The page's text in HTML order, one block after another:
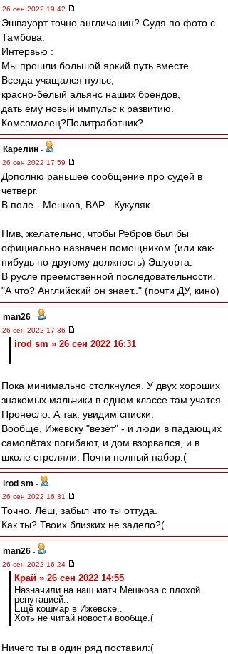
26 сен 2022 19:42
Эшвауорт точно англичанин? Судя по фото с
Тамбова.
Интервью :
Мы прошли большой яркий путь вместе.
Всегда учащался пульс,
красно-белый альянс наших брендов,
дать ему новый импульс к развитию.
Комсомолец?Политработник?
Карелин -
26 сен 2022 17:59
Дополню раньшее сообщение про судей в
четверг.
В поле - Мешков, ВАР - Кукуляк.
Нмв, желательно, чтобы Ребров был бы
официально назначен помощником (или как-
нибудь по-другому должность) Эшуорта.
В русле преемственной последовательности.
"А что? Английский он знает.." (почти ДУ, кино)
man26 -
26 сен 2022 17:36
irod sm » 26 сен 2022 16:31
Пока минимально столкнулся. У двух хороших
знакомых мальчики в одном классе там учатся.
Пронесло. А так, увидим списки.
Вообще, Ижевску "везёт" - и люди в падающих
самолётах погибают, и дом взорвался, и в
школе стреляли. Почти полный набор:(
irod sm -
26 сен 2022 16:31
Точно, Лёш, забыл что ты оттуда.
Как ты? Твоих близких не задело?(
man26 -
26 сен 2022 16:24
Край » 26 сен 2022 14:55
Назначили на наш матч Мешкова с плохой
репутацией..
Ещё кошмар в Ижевске..
Хоть не читай новости вообще.(
Ничего ты в один ряд поставил:(